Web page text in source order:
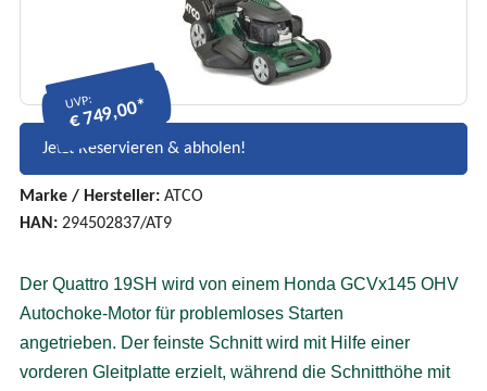
UVP:
€ 749,00*
Jetzt Reservieren & abholen!
Marke / Hersteller: ATCO
HAN: 294502837/AT9
Der Quattro 19SH wird von einem Honda GCVx145 OHV
Autochoke-Motor für problemloses Starten
angetrieben. Der feinste Schnitt wird mit Hilfe einer
vorderen Gleitplatte erzielt, während die Schnitthöhe mit